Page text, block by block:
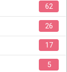
62
26
17
5